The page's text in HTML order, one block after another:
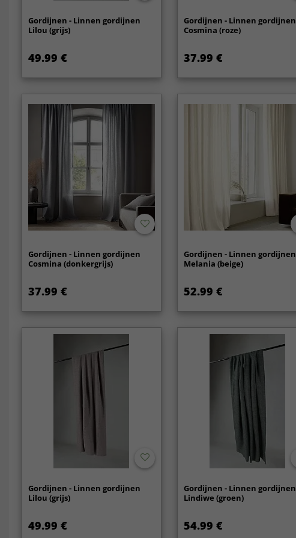
Gordijnen - Linnen gordijnen
Lilou (grijs)
49.99 €
Gordijnen - Linnen gordijnen
Cosmina (roze)
37.99 €
Gordijnen - Linnen gordijnen
Cosmina (donkergrijs)
37.99 €
Gordijnen - Linnen gordijnen
Melania (beige)
52.99 €
Gordijnen - Linnen gordijnen
Lilou (grijs)
49.99 €
Gordijnen - Linnen gordijnen
Lindiwe (groen)
54.99 €